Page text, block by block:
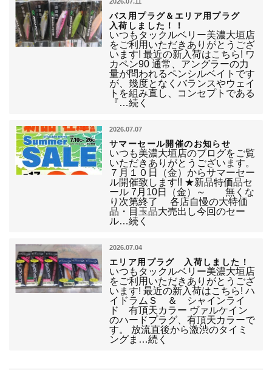
バス用プラグ＆エリア用プラグ
入荷しました！！
いつもタックルベリー美濃大垣店
をご利用いただきありがとうござ
います! 最近の新入荷はこちら! ワ
カペン90 通常、アングラーの力
量が問われるペンシルベイトです
が、幾度となくバランスやウェイ
トを組み直し、コンセプトである
『…続く
2026.07.07
サマーセール開催のお知らせ
いつも美濃大垣店のブログをご覧
いただきありがとうございます。
７月１０日（金）からサマーセー
ル開催致します!! ★新品特価品セ
ール 7月10日（金）～ 無くな
り次第終了 各店自慢の大特価
品・目玉品大売出し今回のセー
ル…続く
2026.07.04
エリア用プラグ 入荷しました！
いつもタックルベリー美濃大垣店
をご利用いただきありがとうござ
います! 最近の新入荷はこちら! ハ
イドラムＳ ＆ シャインライ
ド 有頂天カラー ヴァルケイン
のハードプラグ、有頂天カラーで
す。 放流直後から激渋のタイミ
ングま…続く